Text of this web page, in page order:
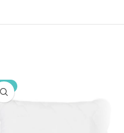
-9%